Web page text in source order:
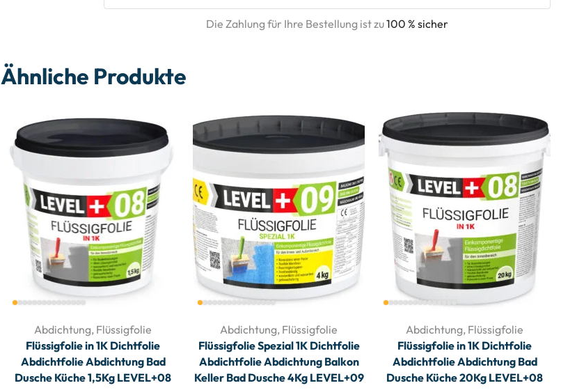
Die Zahlung für Ihre Bestellung ist zu100 % sicher
Ähnliche Produkte
Abdichtung, Flüssigfolie
Flüssigfolie in 1K Dichtfolie
Abdichtfolie Abdichtung Bad
Dusche Küche 1,5Kg LEVEL+08
Abdichtung, Flüssigfolie
Flüssigfolie Spezial 1K Dichtfolie
Abdichtfolie Abdichtung Balkon
Keller Bad Dusche 4Kg LEVEL+09
Abdichtung, Flüssigfolie
Flüssigfolie in 1K Dichtfolie
Abdichtfolie Abdichtung Bad
Dusche Küche 20Kg LEVEL+08